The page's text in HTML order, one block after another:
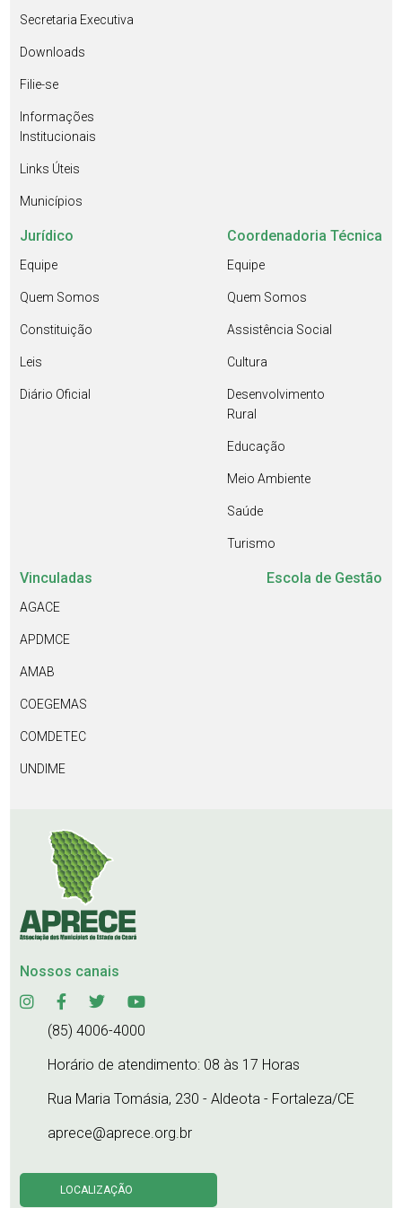
Secretaria Executiva
Downloads
Filie-se
Informações
Institucionais
Links Úteis
Municípios
Jurídico
Equipe
Quem Somos
Constituição
Leis
Diário Oficial
Coordenadoria Técnica
Equipe
Quem Somos
Assistência Social
Cultura
Desenvolvimento
Rural
Educação
Meio Ambiente
Saúde
Turismo
Vinculadas
AGACE
APDMCE
AMAB
COEGEMAS
COMDETEC
UNDIME
Escola de Gestão
Nossos canais
(85) 4006-4000
Horário de atendimento: 08 às 17 Horas
Rua Maria Tomásia, 230 - Aldeota - Fortaleza/CE
aprece@aprece.org.br
LOCALIZAÇÃO